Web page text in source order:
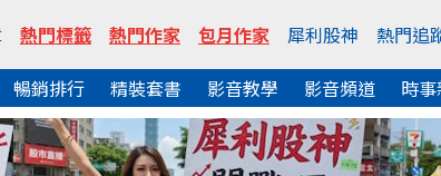
熱門標籤 熱門作家 包月作家 犀利股神
熱門追
暢銷排行 精裝套書 影音教學 影音頻道 時